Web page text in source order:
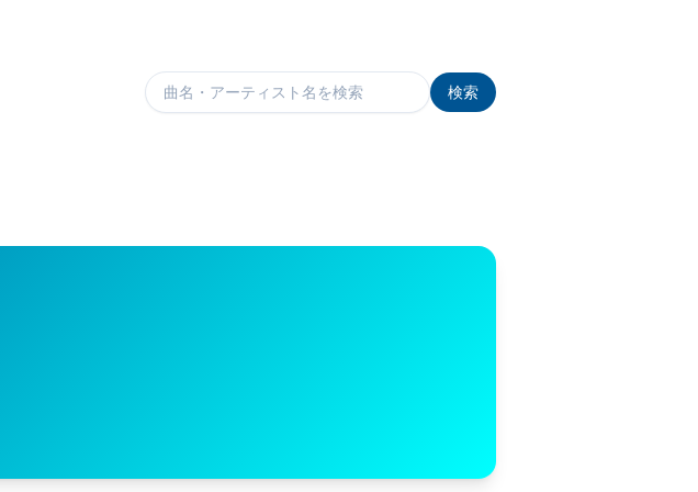
楽曲を検索
検索